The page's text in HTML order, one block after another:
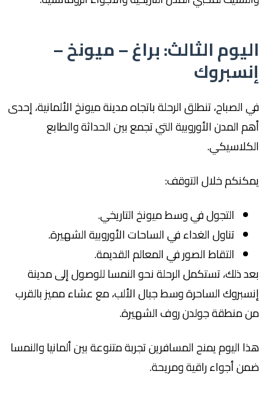
اليوم الثالث: براغ – ميونخ –
إنسبروك
في الصباح، تنطلق الرحلة باتجاه مدينة ميونخ الألمانية، إحدى
أهم المدن الأوروبية التي تجمع بين الحداثة والطابع
الكلاسيكي.
يمكنكم خلال التوقف:
التجول في وسط ميونخ التاريخي.
تناول الغداء في الساحات الأوروبية الشهيرة.
التقاط الصور في المعالم القديمة.
بعد ذلك، تستكمل الرحلة نحو النمسا للوصول إلى مدينة
إنسبروك الساحرة وسط جبال الألب، مع عشاء مميز بالقرب
من منطقة جولدن روف الشهيرة.
هذا اليوم يمنح المسافرين تجربة متنوعة بين ألمانيا والنمسا
ضمن أجواء راقية ومريحة.